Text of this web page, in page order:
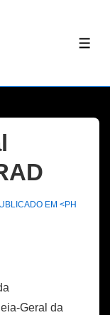
EM <PH
Geral da